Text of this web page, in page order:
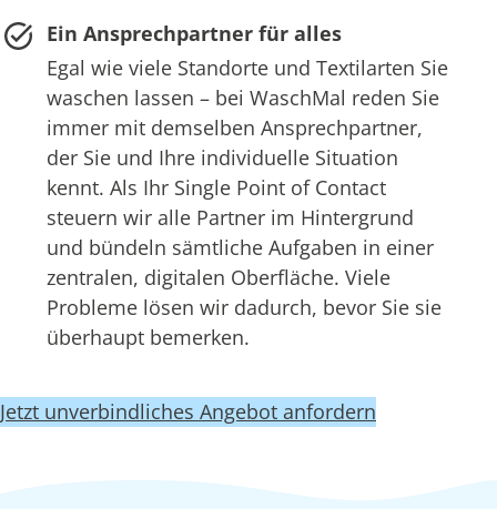
Ein Ansprechpartner für alles
Egal wie viele Standorte und Textilarten Sie
waschen lassen – bei WaschMal reden Sie
immer mit demselben Ansprechpartner,
der Sie und Ihre individuelle Situation
kennt. Als Ihr Single Point of Contact
steuern wir alle Partner im Hintergrund
und bündeln sämtliche Aufgaben in einer
zentralen, digitalen Oberfläche. Viele
Probleme lösen wir dadurch, bevor Sie sie
überhaupt bemerken.
Jetzt unverbindliches Angebot anfordern